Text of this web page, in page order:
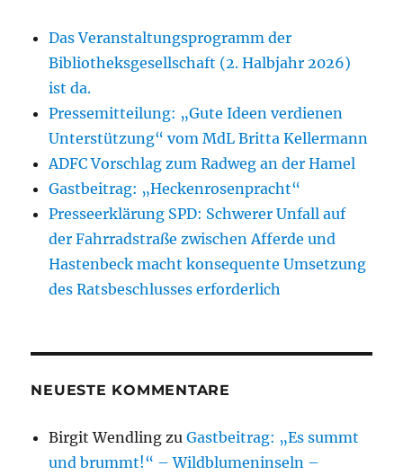
Das Veranstaltungsprogramm der
Bibliotheksgesellschaft (2. Halbjahr 2026)
ist da.
Pressemitteilung: „Gute Ideen verdienen
Unterstützung“ vom MdL Britta Kellermann
ADFC Vorschlag zum Radweg an der Hamel
Gastbeitrag: „Heckenrosenpracht“
Presseerklärung SPD: Schwerer Unfall auf
der Fahrradstraße zwischen Afferde und
Hastenbeck macht konsequente Umsetzung
des Ratsbeschlusses erforderlich
NEUESTE KOMMENTARE
Birgit Wendling zuGastbeitrag: „Es summt
und brummt!“ – Wildblumeninseln –